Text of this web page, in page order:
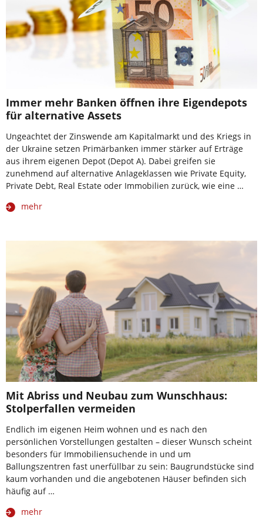
Immer mehr Banken öffnen ihre Eigendepots
für alternative Assets
Ungeachtet der Zinswende am Kapitalmarkt und des Kriegs in
der Ukraine setzen Primärbanken immer stärker auf Erträge
aus ihrem eigenen Depot (Depot A). Dabei greifen sie
zunehmend auf alternative Anlageklassen wie Private Equity,
Private Debt, Real Estate oder Immobilien zurück, wie eine …
mehr
Mit Abriss und Neubau zum Wunschhaus:
Stolperfallen vermeiden
Endlich im eigenen Heim wohnen und es nach den
persönlichen Vorstellungen gestalten – dieser Wunsch scheint
besonders für Immobiliensuchende in und um
Ballungszentren fast unerfüllbar zu sein: Baugrundstücke sind
kaum vorhanden und die angebotenen Häuser befinden sich
häufig auf …
mehr